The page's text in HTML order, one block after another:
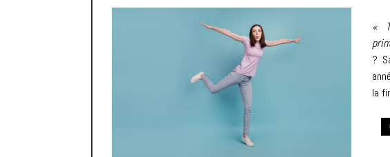
«
?
la